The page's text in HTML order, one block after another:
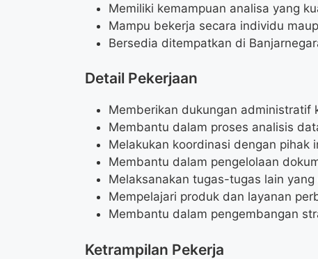
Memiliki kemampuan analisa yang
Mampu bekerja secara individu
Bersedia ditempatkan di
Detail Pekerjaan
Memberikan dukungan administratif
Membantu dalam proses analisis
Melakukan koordinasi dengan pihak
Membantu dalam pengelolaan
Melaksanakan tugas-tugas lain
Mempelajari produk dan layanan
Membantu dalam pengembangan
Ketrampilan Pekerja